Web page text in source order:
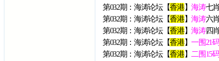
第032期：海涛论坛【香港】海涛七
第032期：海涛论坛【香港】海涛六
第032期：海涛论坛【香港】海涛四
第032期：海涛论坛【香港】一围21码
第032期：海涛论坛【香港】 二围15码